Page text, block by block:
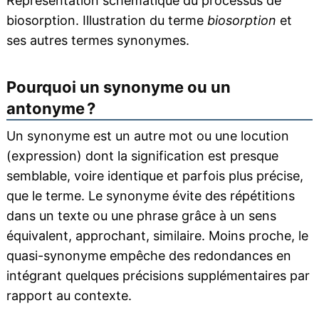
biosorption. Illustration du terme biosorption et
ses autres termes synonymes.
Pourquoi un synonyme ou un
antonyme ?
Un synonyme est un autre mot ou une locution
(expression) dont la signification est presque
semblable, voire identique et parfois plus précise,
que le terme. Le synonyme évite des répétitions
dans un texte ou une phrase grâce à un sens
équivalent, approchant, similaire. Moins proche, le
quasi-synonyme empêche des redondances en
intégrant quelques précisions supplémentaires par
rapport au contexte.